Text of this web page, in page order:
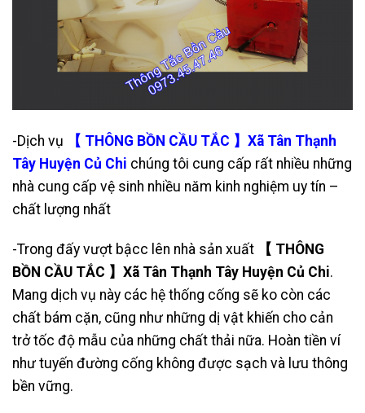
-Dịch vụ
【 THÔNG BỒN CẦU TẮC 】Xã Tân Thạnh
Tây Huyện Củ Chi chúng tôi cung cấp rất nhiều những
nhà cung cấp vệ sinh nhiều năm kinh nghiệm uy tín –
chất lượng nhất
-Trong đấy vượt bậcc lên nhà sản xuất
【 THÔNG
BỒN CẦU TẮC 】Xã Tân Thạnh Tây Huyện Củ Chi.
Mang dịch vụ này các hệ thống cống sẽ ko còn các
chất bám cặn, cũng như những dị vật khiến cho cản
trở tốc độ mẫu của những chất thải nữa. Hoàn tiền ví
như tuyến đường cống không được sạch và lưu thông
bền vững.